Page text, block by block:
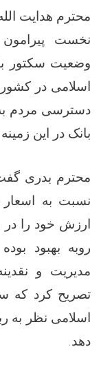
محترم هدایت
نخست
وضعیت سکتور
اسلامی در
دسترسی مردم
بانک در این
محترم بدری
نسبت به
ارزش خود را در
روبه بهبود
مدیریت و
تصریح کرد که
دهد.